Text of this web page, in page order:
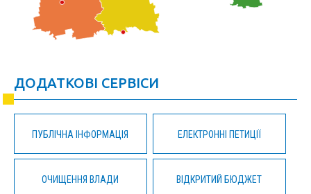
ДОДАТКОВІ СЕРВІСИ
ПУБЛІЧНА ІНФОРМАЦІЯ ЕЛЕКТРОННІ ПЕТИЦІЇ
ОЧИЩЕННЯ ВЛАДИ ВІДКРИТИЙ БЮДЖЕТ